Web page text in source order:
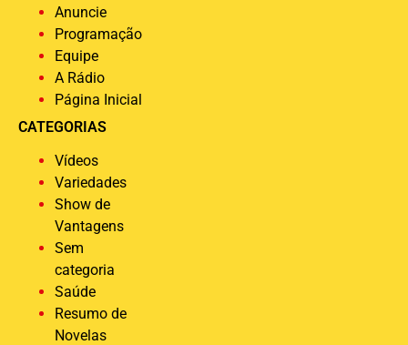
Anuncie
Programação
Equipe
A Rádio
Página Inicial
CATEGORIAS
Vídeos
Variedades
Show de
Vantagens
Sem
categoria
Saúde
Resumo de
Novelas